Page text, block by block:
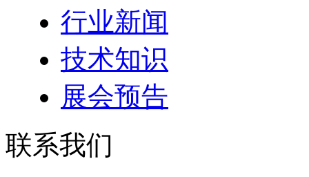
行业新闻
技术知识
展会预告
联系我们